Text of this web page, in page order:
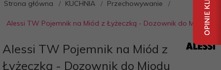
Strona główna KUCHNIA Przechowywanie
Alessi TW Pojemnik na Miód z Łyżeczką - Dozownik do Miodu
Alessi TW Pojemnik na Miód z
Łyżeczką - Dozownik do Miodu